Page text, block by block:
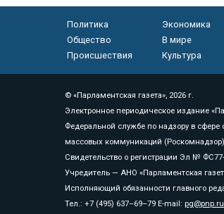
Политика
Экономика
Общество
В мире
Происшествия
Культура
© «Парламентская газета», 2026 г.
Электронное периодическое издание
Федеральной службе по надзору в
массовых коммуникаций (Роскомнадзор)
Свидетельство о регистрации Эл №
Учредитель — АНО «Парламентская
Исполняющий обязанности главного
Тел.: +7 (495) 637–69–79 E-mail: pg@pnp.ru